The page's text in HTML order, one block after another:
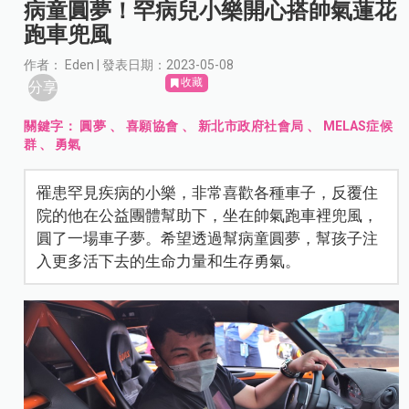
病童圓夢！罕病兒小樂開心搭帥氣蓮花
跑車兜風
作者： Eden | 發表日期：2023-05-08
分享 收藏
關鍵字： 圓夢 、 喜願協會 、 新北市政府社會局 、
MELAS症候
群 、 勇氣
罹患罕見疾病的小樂，非常喜歡各種車子，反覆住
院的他在公益團體幫助下，坐在帥氣跑車裡兜風，
圓了一場車子夢。希望透過幫病童圓夢，幫孩子注
入更多活下去的生命力量和生存勇氣。